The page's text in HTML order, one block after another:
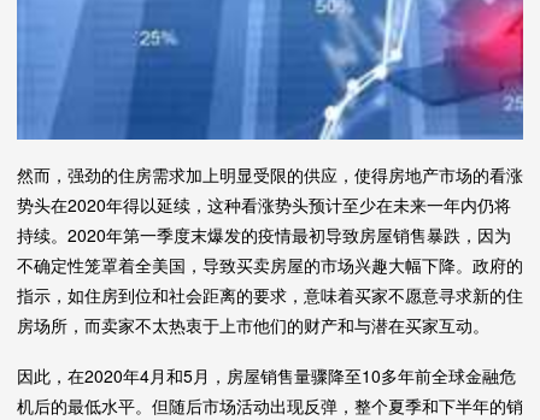
然而，强劲的住房需求加上明显受限的供应，使得房地产市场的看涨
势头在2020年得以延续，这种看涨势头预计至少在未来一年内仍将
持续。2020年第一季度末爆发的疫情最初导致房屋销售暴跌，因为
不确定性笼罩着全美国，导致买卖房屋的市场兴趣大幅下降。政府的
指示，如住房到位和社会距离的要求，意味着买家不愿意寻求新的住
房场所，而卖家不太热衷于上市他们的财产和与潜在买家互动。
因此，在2020年4月和5月，房屋销售量骤降至10多年前全球金融危
机后的最低水平。但随后市场活动出现反弹，整个夏季和下半年的销